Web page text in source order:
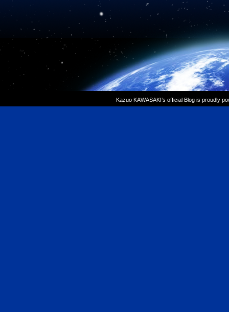
Kazuo KAWASAKI’s official Blog is proudly